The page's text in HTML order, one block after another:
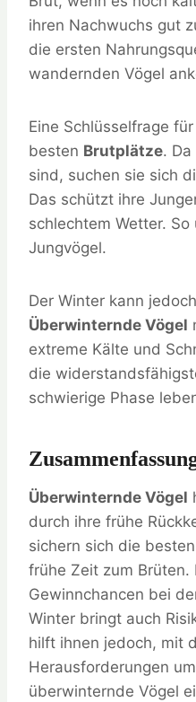
ihren Nachwuchs gut
die ersten
wandernden Vögel
Eine Schlüsselfrage
besten Brutplätze.
sind, suchen sie sich
Das schützt ihre
schlechtem Wetter.
Jungvögel.
Der Winter kann
Überwinternde Vögel
extreme Kälte und
die
schwierige Phase
Überwinternde Vögel
durch ihre frühe
sichern sich die
frühe Zeit zum Brüten.
Gewinnchancen bei
Winter bringt auch
hilft ihnen jedoch, mit
Herausforderungen
überwinternde Vögel